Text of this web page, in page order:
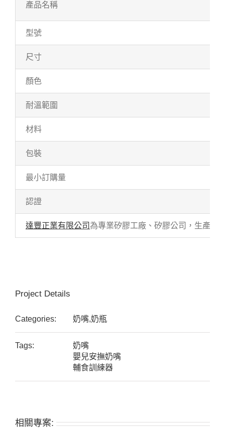
產品名稱
型號
尺寸
顏色
耐溫範圍
材料
包裝
最小訂購量
認證
達豐正業有限公司為專業矽膠工廠、矽膠公司，生產各
Project Details
Categories: 奶嘴,奶瓶
Tags:
奶嘴
嬰兒安撫奶嘴
輔食訓練器
相關專案: